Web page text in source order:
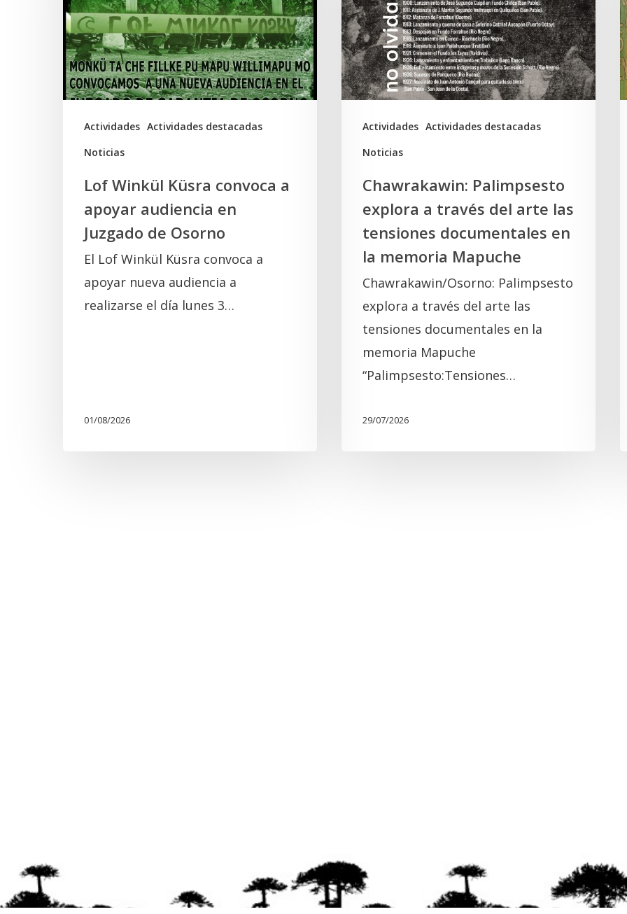
Actividades Actividades destacadas
Noticias
convoca
a
apoyar
audiencia
en
Juzgado
Lof Winkül Küsra convoca a
apoyar audiencia en
Juzgado de Osorno
El Lof Winkül Küsra convoca a
apoyar nueva audiencia a
realizarse el día lunes 3…
01/08/2026
Actividades Actividades destacadas
Noticias
a
través
del
arte
las
tensiones
documentales
memoria
Mapuche
Chawrakawin: Palimpsesto
explora a través del arte las
tensiones documentales en
la memoria Mapuche
Chawrakawin/Osorno: Palimpsesto
explora a través del arte las
tensiones documentales en la
memoria Mapuche
“Palimpsesto:Tensiones…
29/07/2026
y